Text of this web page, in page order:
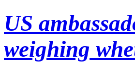
US
weighing